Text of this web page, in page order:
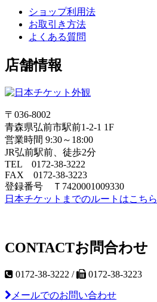
ショップ利用法
お取引き方法
よくある質問
店舗情報
〒036-8002
青森県弘前市駅前1-2-1 1F
営業時間 9:30～18:00
JR弘前駅前、徒歩2分
TEL 0172-38-3222
FAX 0172-38-3223
登録番号 Ｔ7420001009330
日本チケットまでのルートはこちら
CONTACTお問合わせ
0172-38-3222 / 0172-38-3223
メールでのお問い合わせ